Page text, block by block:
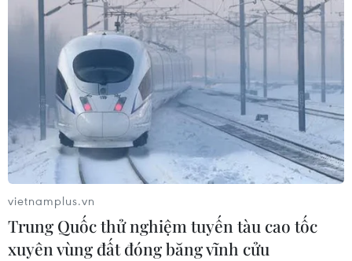
TIN LIÊN QUAN
vietnamplus.vn
Trung Quốc thử nghiệm tuyến tàu cao tốc
xuyên vùng đất đóng băng vĩnh cửu